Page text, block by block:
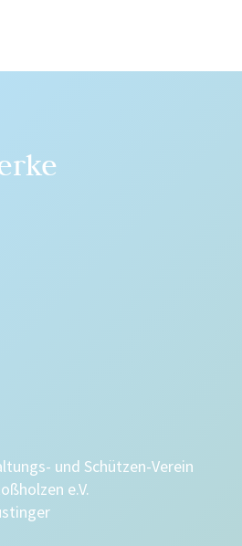
und Schützen-Verein
e.V.